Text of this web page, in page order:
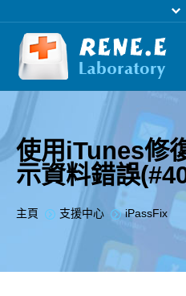
使用iTunes修
示資料錯誤
您在此处：
主頁 支援中心 iPassFix